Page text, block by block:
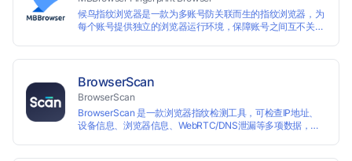
候鸟指纹浏览器是一款为多账号防关联而生的指纹浏览器，为
每个账号提供独立的浏览器运行环境，保障账号之间互不关
个账号的使用场景。 候鸟指纹浏览器适用于跨境电商多店铺运
营、海淘代购、Affiliate广告联盟、SEO优化、社交媒体营销
等多种行业应用。
BrowserScan
BrowserScan
BrowserScan 是一款浏览器指纹检测工具，可检查IP地址、
设备信息、浏览器信息、WebRTC/DNS泄漏等多项数据，保